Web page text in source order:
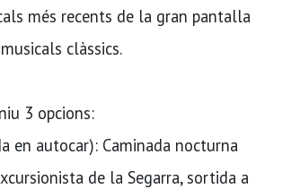
més recents de la gran pantalla
clàssics.
3 opcions:
en autocar): Caminada nocturna
de la Segarra, sortida a